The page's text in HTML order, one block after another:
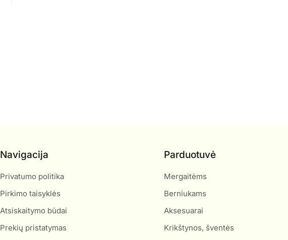
Navigacija
Privatumo politika
Pirkimo taisyklės
Atsiskaitymo būdai
Prekių pristatymas
Parduotuvė
Mergaitėms
Berniukams
Aksesuarai
Krikštynos, šventės